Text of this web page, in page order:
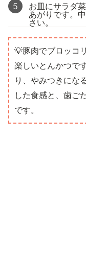
5
お皿にサラダ
あがりです。
さい。
💡豚肉でブロッコ
楽しいとんかつで
り、やみつきにな
した食感と、歯ご
です。